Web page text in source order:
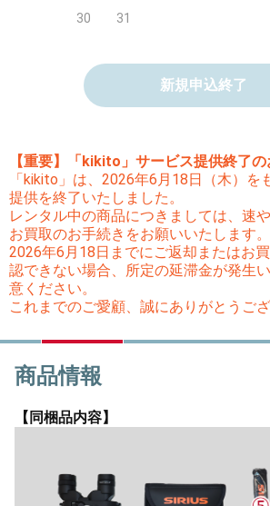
30 31
新規申込終了
【重要】「kikito」サービス提供終了
「kikito」は、2026年6月18日（木）を
提供を終了いたしました。
レンタル中の商品につきましては、速
お買取のお手続きをお願いいたします。
2026年6月18日までにご返却またはお
認できない場合、所定の延滞金が発生
意ください。
これまでのご愛顧、誠にありがとうござ
商品情報
【同梱品内容】